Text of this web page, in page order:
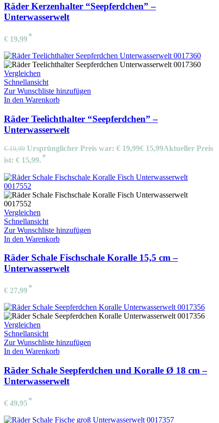
Räder Kerzenhalter “Seepferdchen” –
Unterwasserwelt
€ 19,99
Vergleichen
Schnellansicht
Zur Wunschliste hinzufügen
In den Warenkorb
Räder Teelichthalter “Seepferdchen” –
Unterwasserwelt
€19,99 Ursprünglicher Preis war: € 19,99€ 15,99Aktueller Preis
ist: € 15,99.
Vergleichen
Schnellansicht
Zur Wunschliste hinzufügen
In den Warenkorb
Räder Schale Fischschale Koralle 15,5 cm –
Unterwasserwelt
€ 27,99
Vergleichen
Schnellansicht
Zur Wunschliste hinzufügen
In den Warenkorb
Räder Schale Seepferdchen und Koralle Ø 18 cm –
Unterwasserwelt
€ 49,95